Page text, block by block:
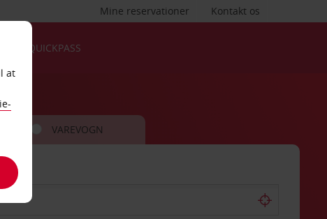
Kontakt os
Mine reservationer
QUICKPASS
VAREVOGN
at